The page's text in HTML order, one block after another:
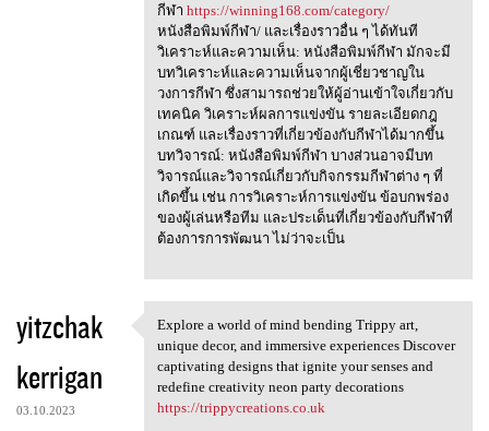
กีฬา https://winning168.com/category/
หนังสือพิมพ์กีฬา/ และเรื่องราวอื่น ๆ ได้ทันที
วิเคราะห์และความเห็น: หนังสือพิมพ์กีฬา มักจะมี
บทวิเคราะห์และความเห็นจากผู้เชี่ยวชาญใน
วงการกีฬา ซึ่งสามารถช่วยให้ผู้อ่านเข้าใจเกี่ยวกับ
เทคนิค วิเคราะห์ผลการแข่งขัน รายละเอียดกฎ
เกณฑ์ และเรื่องราวที่เกี่ยวข้องกับกีฬาได้มากขึ้น
บทวิจารณ์: หนังสือพิมพ์กีฬา บางส่วนอาจมีบท
วิจารณ์และวิจารณ์เกี่ยวกับกิจกรรมกีฬาต่าง ๆ ที่
เกิดขึ้น เช่น การวิเคราะห์การแข่งขัน ข้อบกพร่อง
ของผู้เล่นหรือทีม และประเด็นที่เกี่ยวข้องกับกีฬาที่
ต้องการการพัฒนา ไม่ว่าจะเป็น
yitzchak
kerrigan
03.10.2023
Explore a world of mind
Explore a world of mind bending Trippy art,
unique decor, and immersive experiences Discover
captivating designs that ignite your senses and
redefine creativity neon party decorations
https://trippycreations.co.uk